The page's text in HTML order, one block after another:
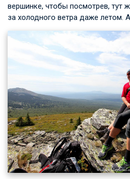
вершинке, чтобы посмотрев, тут
за холодного ветра даже летом.